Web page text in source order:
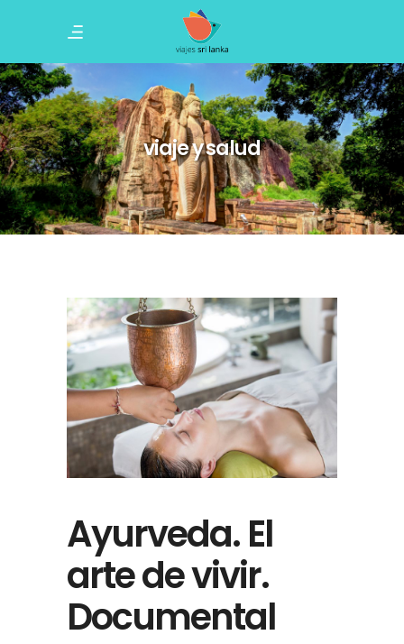
viaje y salud
Ayurveda. El
arte de vivir.
Documental